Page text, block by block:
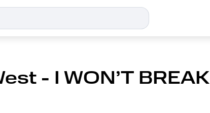
- I WON’T BREAK